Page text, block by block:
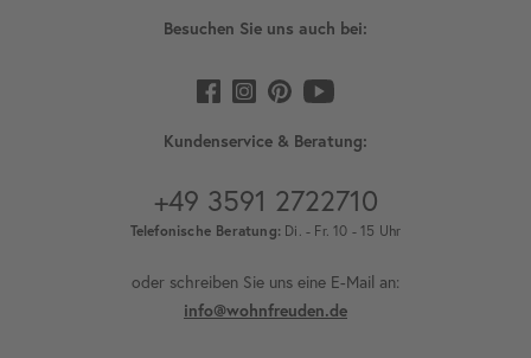
Besuchen Sie uns auch bei:
Kundenservice & Beratung:
+49 3591 2722710
Telefonische Beratung: Di. - Fr. 10 - 15 Uhr
oder schreiben Sie uns eine E-Mail an:
info@wohnfreuden.de